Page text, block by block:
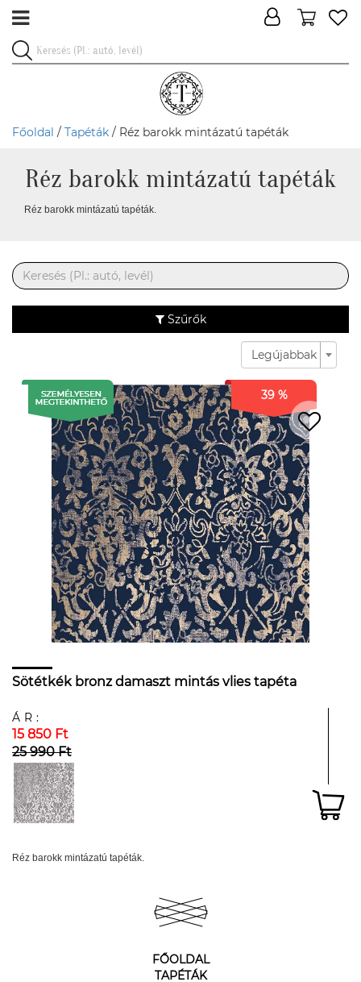
Főoldal / Tapéták / Réz barokk mintázatú tapéták
Réz barokk mintázatú tapéták
Réz barokk mintázatú tapéták.
Szűrők
Legújabbak
39 %
Sötétkék bronz damaszt mintás vlies tapéta
ÁR:
15 850 Ft
25 990 Ft
Réz barokk mintázatú tapéták.
FŐOLDAL
TAPÉTÁK